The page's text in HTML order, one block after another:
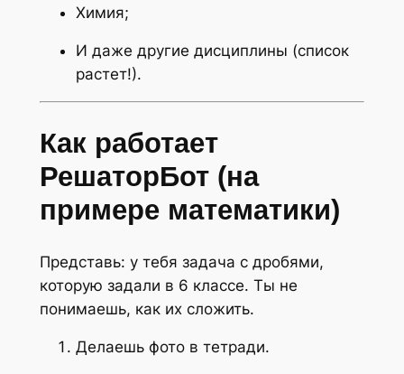
Химия;
И даже другие дисциплины (список
растет!).
Как работает
РешаторБот (на
примере математики)
Представь: у тебя задача с дробями,
которую задали в 6 классе. Ты не
понимаешь, как их сложить.
Делаешь фото в тетради.